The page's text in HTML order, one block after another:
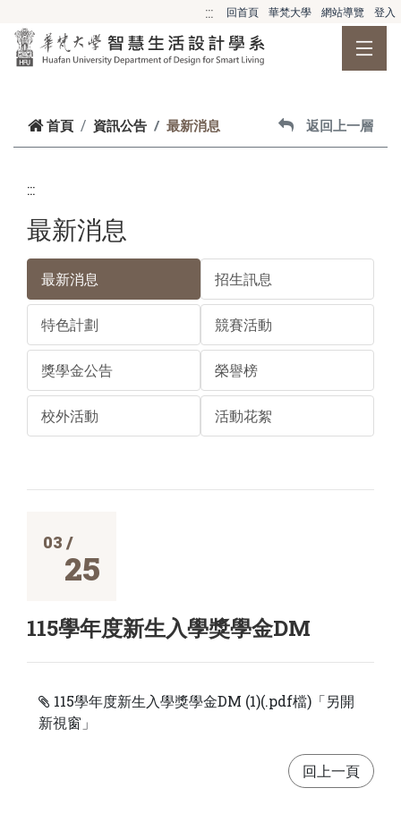
::: 回首頁 華梵大學 網站導覽 登入
首頁 資訊公告 最新消息 返回上一層
:::
最新消息
最新消息 招生訊息
特色計劃 競賽活動
獎學金公告 榮譽榜
校外活動 活動花絮
03 /
25
115學年度新生入學獎學金DM
115學年度新生入學獎學金DM (1)(.pdf檔)「另開
新視窗」